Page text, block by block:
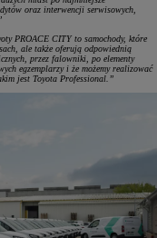
oraz interwencji serwisowych,
PROACE CITY to samochody, które
ale także oferują odpowiednią
przez falowniki, po elementy
egzemplarzy i że możemy realizować
jest Toyota Professional.”